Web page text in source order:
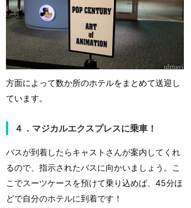
方面によって数か所のホテルをまとめて送迎し
ています。
４．マジカルエクスプレスに乗車！
バスが到着したらキャストさんが案内してくれ
るので、指示されたバスに向かいましょう。こ
こでスーツケースを預けて乗り込めば、45分ほ
どで自分のホテルに到着です！